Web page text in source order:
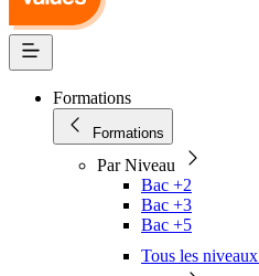
Formations
Formations
Par Niveau
Bac +2
Bac +3
Bac +5
Tous les niveaux